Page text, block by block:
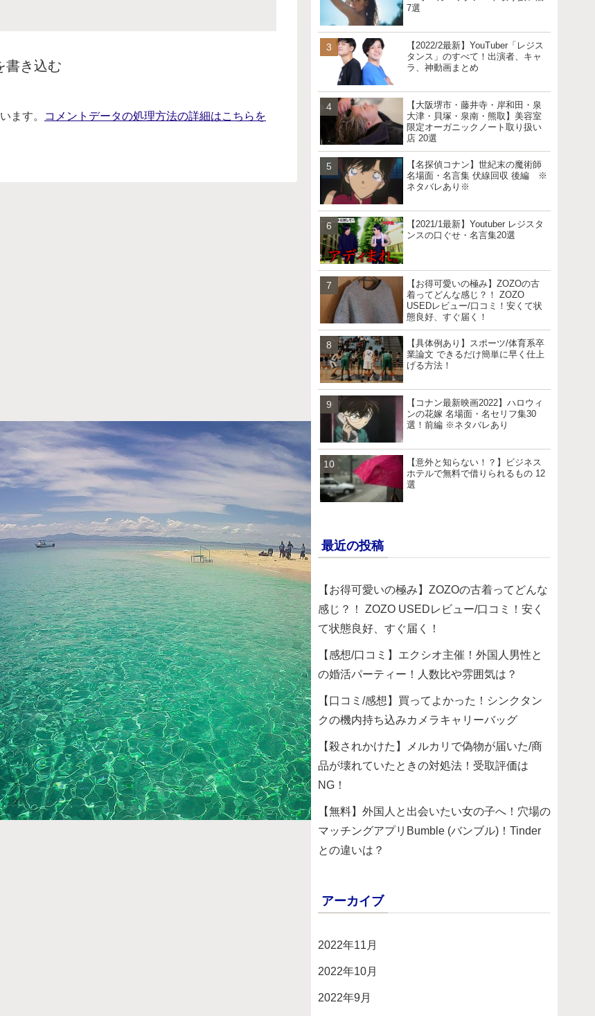
書き込む
ます。
コメントデータの処理方法の詳細はこちらを
7選
【2022/2最新】YouTuber「レジス
タンス」のすべて！出演者、キャ
ラ、神動画まとめ
【大阪堺市・藤井寺・岸和田・泉
大津・貝塚・泉南・熊取】美容室
限定オーガニックノート取り扱い
店 20選
【名探偵コナン】世紀末の魔術師
名場面・名言集 伏線回収 後編 ※
ネタバレあり※
【2021/1最新】Youtuber レジスタ
ンスの口ぐせ・名言集20選
【お得可愛いの極み】ZOZOの古
着ってどんな感じ？！ ZOZO
USEDレビュー/口コミ！安くて状
態良好、すぐ届く！
【具体例あり】スポーツ/体育系卒
業論文 できるだけ簡単に早く仕上
げる方法！
【コナン最新映画2022】ハロウィ
ンの花嫁 名場面・名セリフ集30
選！前編 ※ネタバレあり
【意外と知らない！？】ビジネス
ホテルで無料で借りられるもの 12
選
最近の投稿
【お得可愛いの極み】ZOZOの古着ってどんな
感じ？！ ZOZO USEDレビュー/口コミ！安く
て状態良好、すぐ届く！
【感想/口コミ】エクシオ主催！外国人男性と
の婚活パーティー！人数比や雰囲気は？
【口コミ/感想】買ってよかった！シンクタン
クの機内持ち込みカメラキャリーバッグ
【殺されかけた】メルカリで偽物が届いた/商
品が壊れていたときの対処法！受取評価は
NG！
【無料】外国人と出会いたい女の子へ！穴場の
マッチングアプリBumble (バンブル)！Tinder
との違いは？
アーカイブ
2022年11月
2022年10月
2022年9月